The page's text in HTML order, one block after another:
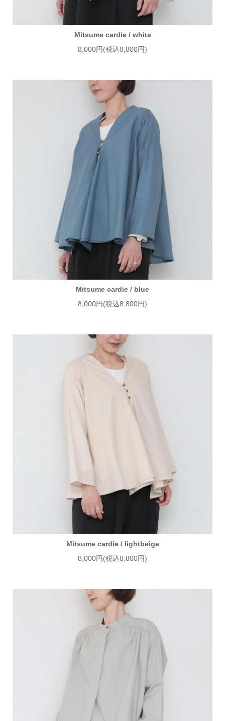
Mitsume cardie / white
8,000円(税込8,800円)
Mitsume cardie / blue
8,000円(税込8,800円)
Mitsume cardie / lightbeige
8,000円(税込8,800円)